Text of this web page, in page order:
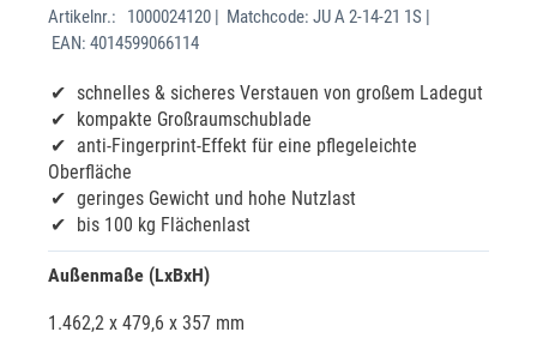
Artikelnr.:
1000024120 | Matchcode: JU A 2-14-21 1S |
EAN: 4014599066114
schnelles & sicheres Verstauen von großem Ladegut
kompakte Großraumschublade
anti-Fingerprint-Effekt für eine pflegeleichte
Oberfläche
geringes Gewicht und hohe Nutzlast
bis 100 kg Flächenlast
Außenmaße (LxBxH)
1.462,2 x 479,6 x 357 mm